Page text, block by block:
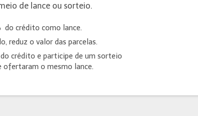
de lance ou sorteio.
crédito como lance.
reduz o valor das parcelas.
crédito e participe de um sorteio
ofertaram o mesmo lance.